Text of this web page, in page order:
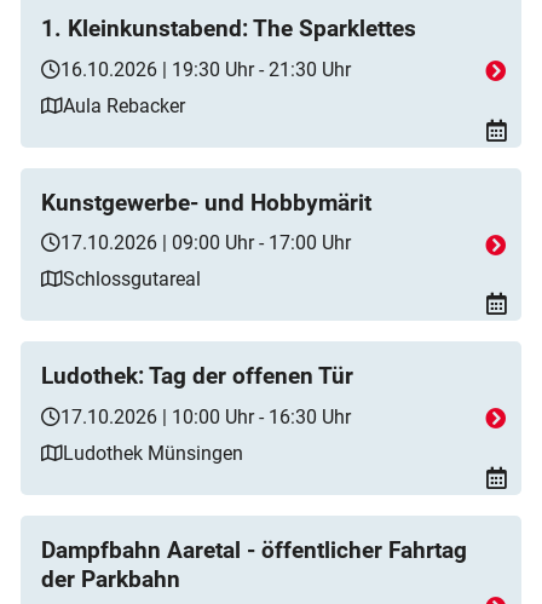
1. Kleinkunstabend: The Sparklettes
16.10.2026 | 19:30 Uhr - 21:30 Uhr
Aula Rebacker
Kunstgewerbe- und Hobbymärit
17.10.2026 | 09:00 Uhr - 17:00 Uhr
Schlossgutareal
Ludothek: Tag der offenen Tür
17.10.2026 | 10:00 Uhr - 16:30 Uhr
Ludothek Münsingen
Dampfbahn Aaretal - öffentlicher Fahrtag
der Parkbahn